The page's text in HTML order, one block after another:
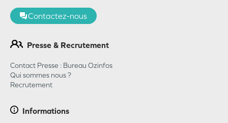
Contactez-nous
Presse & Recrutement
Contact Presse : Bureau Ozinfos
Qui sommes nous ?
Recrutement
Informations